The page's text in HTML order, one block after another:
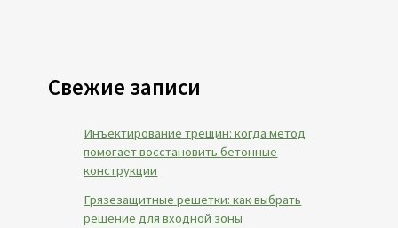
Свежие записи
Инъектирование трещин: когда метод
помогает восстановить бетонные
конструкции
Грязезащитные решетки: как выбрать
решение для входной зоны